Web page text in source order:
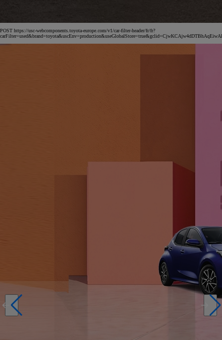
POST https://usc-webcomponents.toyota-europe.com/v1/car-filter-header/fr/fr?